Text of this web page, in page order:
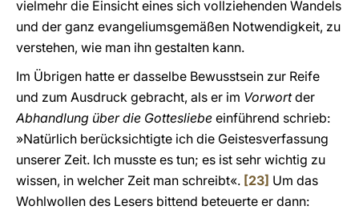
vielmehr die Einsicht eines sich vollziehenden Wandels
und der ganz evangeliumsgemäßen Notwendigkeit, zu
verstehen, wie man ihn gestalten kann.
Im Übrigen hatte er dasselbe Bewusstsein zur Reife
und zum Ausdruck gebracht, als er im Vorwortder
Abhandlung über die Gottesliebe einführend schrieb:
»Natürlich berücksichtigte ich die Geistesverfassung
unserer Zeit. Ich musste es tun; es ist sehr wichtig zu
wissen, in welcher Zeit man schreibt«. [23] Um das
Wohlwollen des Lesers bittend beteuerte er dann: